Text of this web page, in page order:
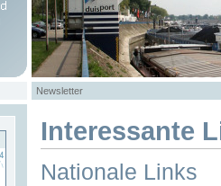
Newsletter
Interessante
Nationale Links